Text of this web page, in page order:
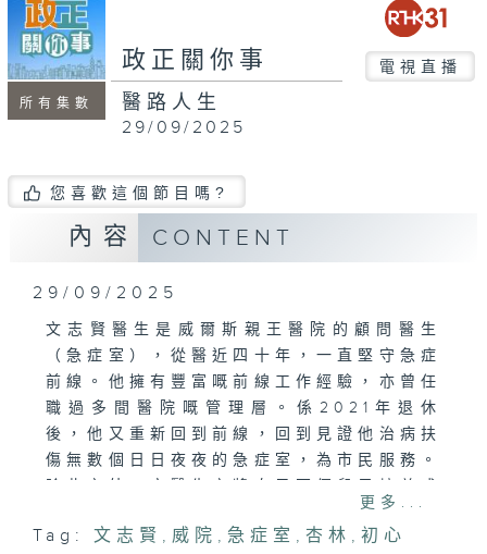
seconds
所有集數
政正關你事 電視直播
醫路人生
29/09/2025
您喜歡這個節目嗎?
內容 CONTENT
29/09/2025
文志賢醫生是威爾斯親王醫院的顧問醫生
（急症室），從醫近四十年，一直堅守急症
前線。他擁有豐富嘅前線工作經驗，亦曾任
職過多間醫院嘅管理層。係2021年退休
後，他又重新回到前線，回到見證他治病扶
傷無數個日日夜夜的急症室，為市民服務。
骨科專科醫生，就連媳婦亦都是婦產科嘅醫
生......通過對話，讓我們瞭解文醫生杏林
更多...
Tag: 文志賢 ,威院 ,急症室 ,杏林 ,初心